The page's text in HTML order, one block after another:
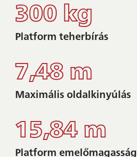
300 kg
Platform teherbírás
7,48 m
Maximális oldalkinyúlás
15,84 m
Platform emelőmagasság